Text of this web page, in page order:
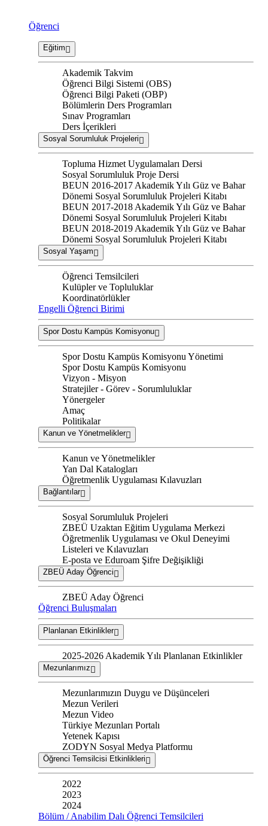
Öğrenci
Eğitim
Akademik Takvim
Öğrenci Bilgi Sistemi (OBS)
Öğrenci Bilgi Paketi (OBP)
Bölümlerin Ders Programları
Sınav Programları
Ders İçerikleri
Sosyal Sorumluluk Projeleri
Topluma Hizmet Uygulamaları Dersi
Sosyal Sorumluluk Proje Dersi
BEUN 2016-2017 Akademik Yılı Güz ve Bahar
Dönemi Sosyal Sorumluluk Projeleri Kitabı
BEUN 2017-2018 Akademik Yılı Güz ve Bahar
Dönemi Sosyal Sorumluluk Projeleri Kitabı
BEUN 2018-2019 Akademik Yılı Güz ve Bahar
Dönemi Sosyal Sorumluluk Projeleri Kitabı
Sosyal Yaşam
Öğrenci Temsilcileri
Kulüpler ve Topluluklar
Koordinatörlükler
Engelli Öğrenci Birimi
Spor Dostu Kampüs Komisyonu
Spor Dostu Kampüs Komisyonu Yönetimi
Spor Dostu Kampüs Komisyonu
Vizyon - Misyon
Stratejiler - Görev - Sorumluluklar
Yönergeler
Amaç
Politikalar
Kanun ve Yönetmelikler
Kanun ve Yönetmelikler
Yan Dal Katalogları
Öğretmenlik Uygulaması Kılavuzları
Bağlantılar
Sosyal Sorumluluk Projeleri
ZBEÜ Uzaktan Eğitim Uygulama Merkezi
Öğretmenlik Uygulaması ve Okul Deneyimi
Listeleri ve Kılavuzları
E-posta ve Eduroam Şifre Değişikliği
ZBEÜ Aday Öğrenci
ZBEÜ Aday Öğrenci
Öğrenci Buluşmaları
Planlanan Etkinlikler
2025-2026 Akademik Yılı Planlanan Etkinlikler
Mezunlarımız
Mezunlarımızın Duygu ve Düşünceleri
Mezun Verileri
Mezun Video
Türkiye Mezunları Portalı
Yetenek Kapısı
ZODYN Sosyal Medya Platformu
Öğrenci Temsilcisi Etkinlikleri
2022
2023
2024
Bölüm / Anabilim Dalı Öğrenci Temsilcileri